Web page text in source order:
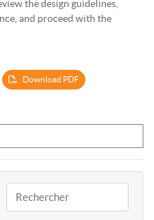
the design guidelines,
and proceed with the
Download PDF